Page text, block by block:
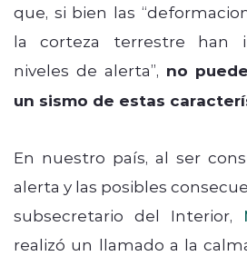
que, si bien las
la corteza terrestre han
niveles de alerta”, no
un sismo de estas
En nuestro país, al ser
alerta y las posibles
subsecretario del Interior,
realizó un llamado a la